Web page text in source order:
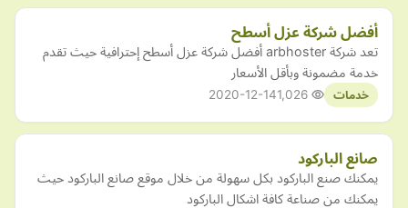
أفضل شركة عزل أسطح
تعد شركة arbhoster أفضل شركة عزل أسطح إحترافية حيث تقدم
خدمة مضمونة وبأقل الأسعار
خدمات 2020-12-14
صانع الباركود
يمكنك صنع الباركود بكل سهولة من خلال موقع صانع الباركود حيث
يمكنك من صناعة كافة اشكال الباركود